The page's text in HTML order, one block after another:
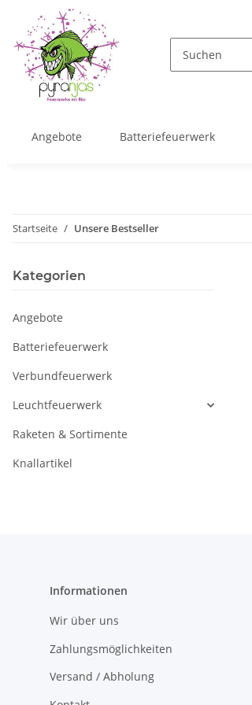
Angebote Batteriefeuerwerk
Startseite Unsere Bestseller
Kategorien
Angebote
Batteriefeuerwerk
Verbundfeuerwerk
Leuchtfeuerwerk
Raketen & Sortimente
Knallartikel
Informationen
Wir über uns
Zahlungsmöglichkeiten
Versand / Abholung